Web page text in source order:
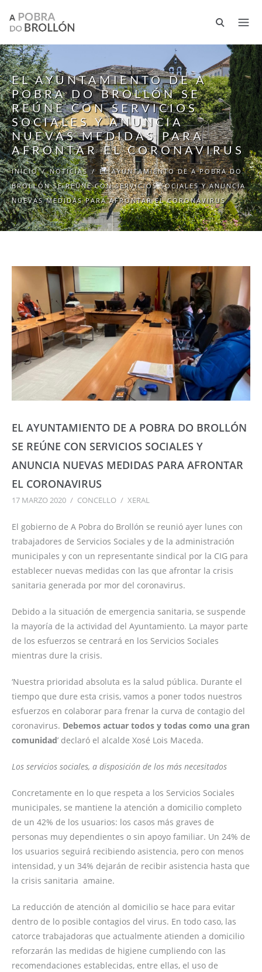
EL AYUNTAMIENTO DE A
POBRA DO BROLLÓN SE
REÚNE CON SERVICIOS
SOCIALES Y ANUNCIA
NUEVAS MEDIDAS PARA
AFRONTAR EL CORONAVIRUS
INICIO / NOTICIAS / EL AYUNTAMIENTO DE A POBRA DO
BROLLÓN SE REÚNE CON SERVICIOS SOCIALES Y ANUNCIA
NUEVAS MEDIDAS PARA AFRONTAR EL CORONAVIRUS
EL AYUNTAMIENTO DE A POBRA DO BROLLÓN
SE REÚNE CON SERVICIOS SOCIALES Y
ANUNCIA NUEVAS MEDIDAS PARA AFRONTAR
EL CORONAVIRUS
17 MARZO 2020 / CONCELLO / XERAL
El gobierno de A Pobra do Brollón se reunió ayer lunes con
trabajadores de Servicios Sociales y de la administración
municipales y con un representante sindical por la CIG para
establecer nuevas medidas con las que afrontar la crisis
sanitaria generada por mor del coronavirus.
Debido a la situación de emergencia sanitaria, se suspende
la mayoría de la actividad del Ayuntamiento. La mayor parte
de los esfuerzos se centrará en los Servicios Sociales
mientras dure la crisis.
‘Nuestra prioridad absoluta es la salud pública. Durante el
tiempo que dure esta crisis, vamos a poner todos nuestros
esfuerzos en colaborar para frenar la curva de contagio del
coronavirus. Debemos actuar todos y todas como una gran
comunidad’ declaró el alcalde Xosé Lois Maceda.
Los servicios sociales, a disposición de los más necesitados
Concretamente en lo que respeta a los Servicios Sociales
municipales, se mantiene la atención a domicilio completo
de un 42% de los usuarios: los casos más graves de
personas muy dependientes o sin apoyo familiar. Un 24% de
los usuarios seguirá recibiendo asistencia, pero con menos
intensidad, y un 34% dejarán de recibir asistencia hasta que
la crisis sanitaria amaine.
La reducción de atención al domicilio se hace para evitar
dentro de lo posible contagios del virus. En todo caso, las
catorce trabajadoras que actualmente atienden a domicilio
reforzarán las medidas de higiene cumpliendo con las
recomendaciones establecidas, entre ellas, el uso de